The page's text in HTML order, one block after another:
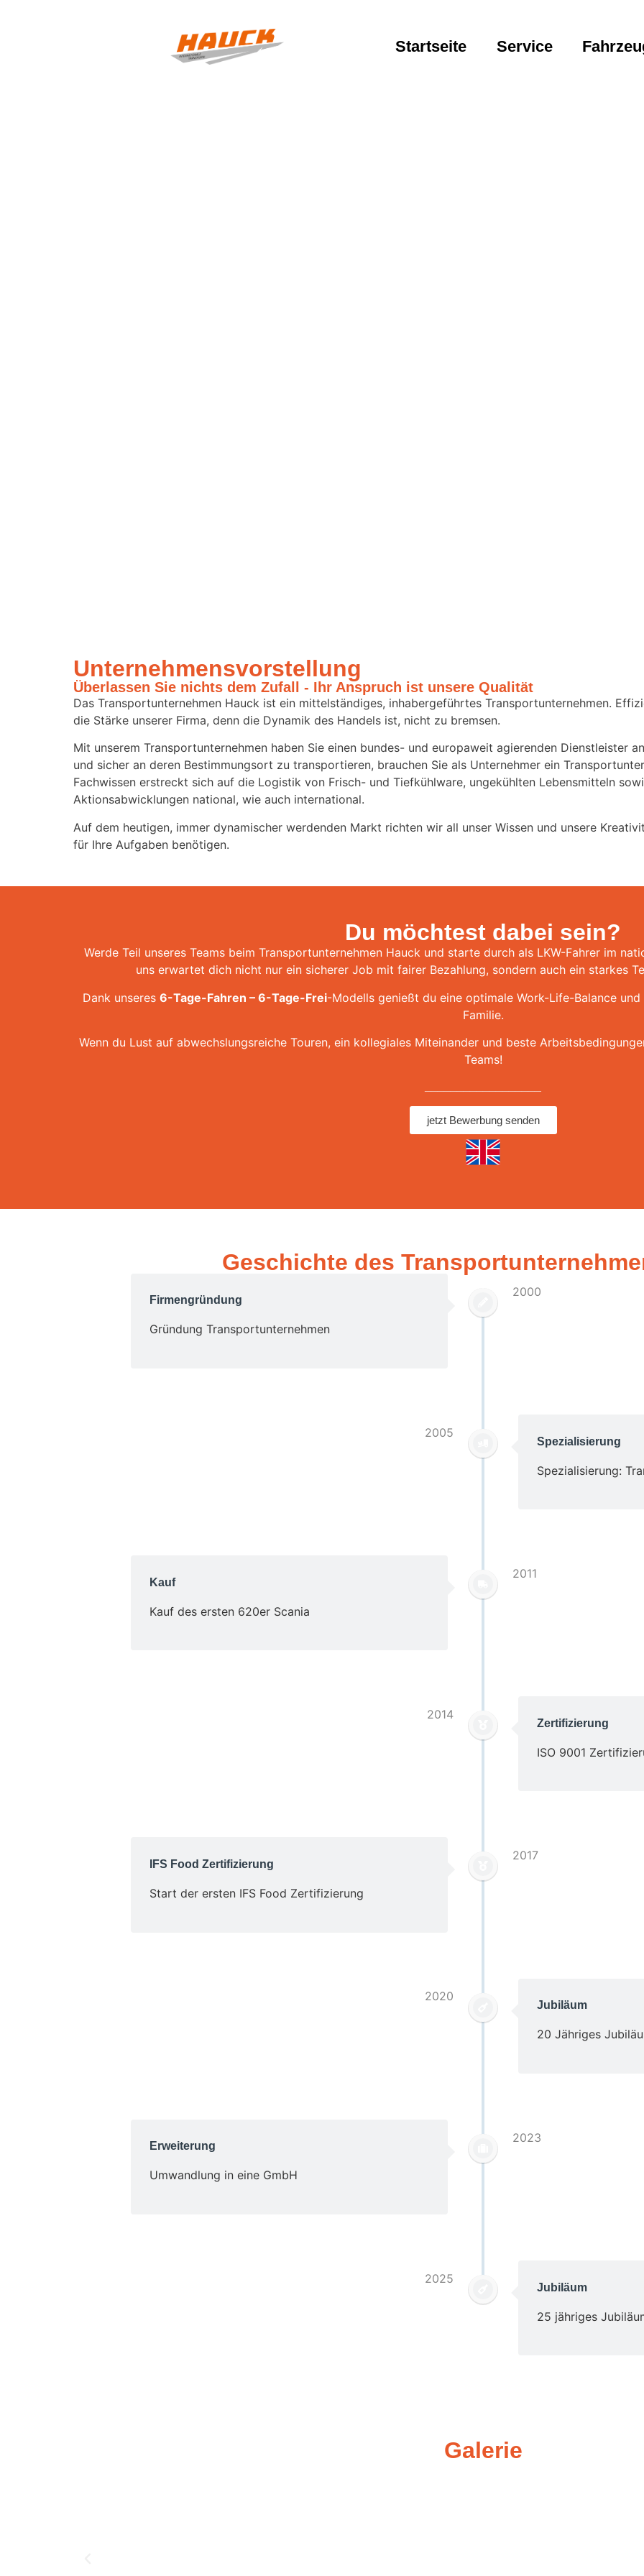
Startseite Service
Unternehmens­vorstellung
Überlassen Sie nichts dem Zufall - Ihr Anspruch ist unsere Qualität
Das Transportunternehmen Hauck ist ein mittelständiges, inhabergeführtes Transportunternehmen.
die Stärke unserer Firma, denn die Dynamik des Handels ist, nicht zu bremsen.
Mit unserem Transportunternehmen haben Sie einen bundes- und europaweit agierenden Dienstleister
und sicher an deren Bestimmungsort zu transportieren, brauchen Sie als Unternehmer ein
Fachwissen erstreckt sich auf die Logistik von Frisch- und Tiefkühlware, ungekühlten Lebensmitteln
Aktionsabwicklungen national, wie auch international.
Auf dem heutigen, immer dynamischer werdenden Markt richten wir all unser Wissen und unsere
für Ihre Aufgaben benötigen.
Du möchtest dabei sein?
Werde Teil unseres Teams beim Transportunternehmen Hauck und starte durch als LKW-Fahrer im
uns erwartet dich nicht nur ein sicherer Job mit fairer Bezahlung, sondern auch ein starkes
Dank unseres 6-Tage-Fahren – 6-Tage-Frei-Modells genießt du eine optimale Work-Life-Balance
Familie.
Wenn du Lust auf abwechslungsreiche Touren, ein kollegiales Miteinander und beste
Teams!
jetzt Bewerbung senden
Geschichte des
Firmengründung
Gründung Transportunternehmen
2000
Spezialisierung
Spezialisierung:
2005
Kauf
Kauf des ersten 620er Scania
2011
Zertifizierung
ISO 9001
2014
IFS Food Zertifizierung
Start der ersten IFS Food Zertifizierung
2017
Jubiläum
20 Jähriges
2020
Erweiterung
Umwandlung in eine GmbH
2023
Jubiläum
25 jähriges
2025
Galerie